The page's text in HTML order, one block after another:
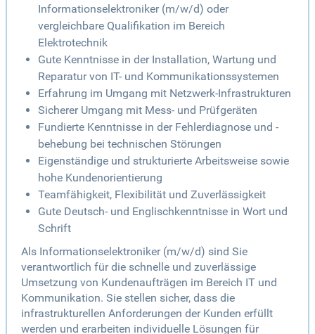
Informationselektroniker (m/w/d) oder
vergleichbare Qualifikation im Bereich
Elektrotechnik
Gute Kenntnisse in der Installation, Wartung und
Reparatur von IT- und Kommunikationssystemen
Erfahrung im Umgang mit Netzwerk-Infrastrukturen
Sicherer Umgang mit Mess- und Prüfgeräten
Fundierte Kenntnisse in der Fehlerdiagnose und -
behebung bei technischen Störungen
Eigenständige und strukturierte Arbeitsweise sowie
hohe Kundenorientierung
Teamfähigkeit, Flexibilität und Zuverlässigkeit
Gute Deutsch- und Englischkenntnisse in Wort und
Schrift
Als Informationselektroniker (m/w/d) sind Sie
verantwortlich für die schnelle und zuverlässige
Umsetzung von Kundenaufträgen im Bereich IT und
Kommunikation. Sie stellen sicher, dass die
infrastrukturellen Anforderungen der Kunden erfüllt
werden und erarbeiten individuelle Lösungen für